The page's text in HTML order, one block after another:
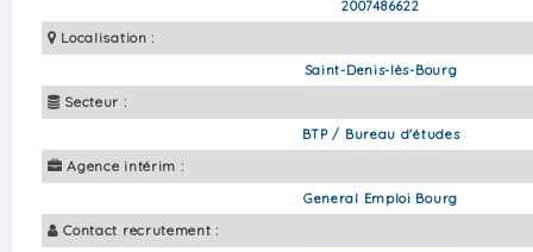
2007486622
Localisation :
Saint-Denis-lès-Bourg
Secteur :
BTP / Bureau d'études
Agence intérim :
General Emploi Bourg
Contact recrutement :